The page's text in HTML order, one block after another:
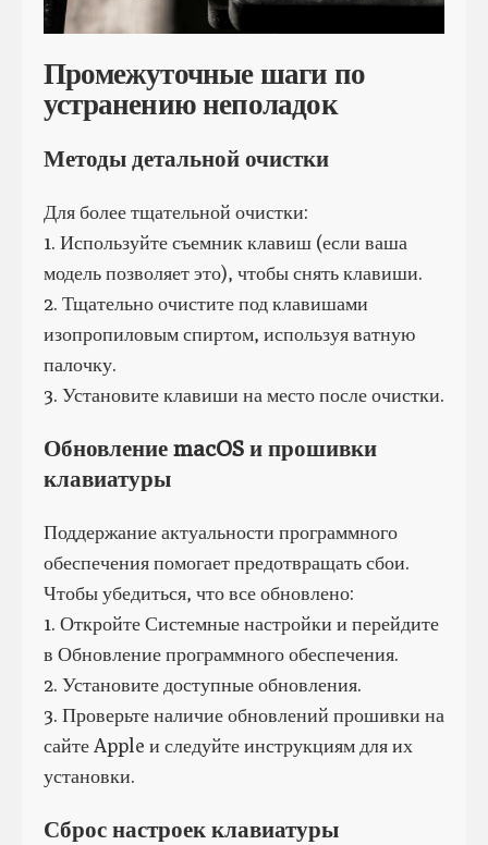
Промежуточные шаги по
устранению неполадок
Методы детальной очистки
Для более тщательной очистки:
1. Используйте съемник клавиш (если ваша
модель позволяет это), чтобы снять клавиши.
2. Тщательно очистите под клавишами
изопропиловым спиртом, используя ватную
палочку.
3. Установите клавиши на место после очистки.
Обновление macOS и прошивки
клавиатуры
Поддержание актуальности программного
обеспечения помогает предотвращать сбои.
Чтобы убедиться, что все обновлено:
1. Откройте Системные настройки и перейдите
в Обновление программного обеспечения.
2. Установите доступные обновления.
3. Проверьте наличие обновлений прошивки на
сайте Apple и следуйте инструкциям для их
установки.
Сброс настроек клавиатуры